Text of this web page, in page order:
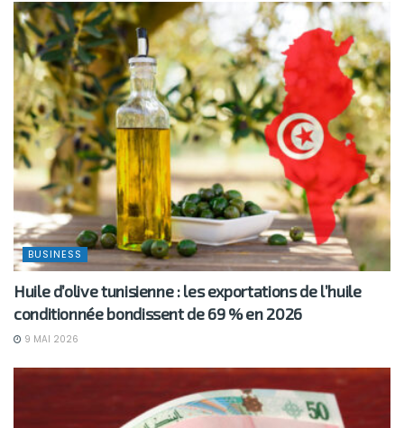
BUSINESS
Huile d’olive tunisienne : les exportations de l’huile
conditionnée bondissent de 69 % en 2026
9 MAI 2026